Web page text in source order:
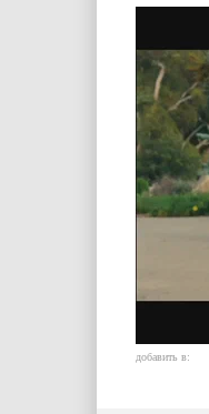
добавить в: